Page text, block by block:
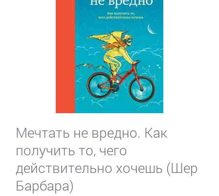
Мечтать не вредно. Как
получить то, чего
действительно хочешь (Шер
Барбара)